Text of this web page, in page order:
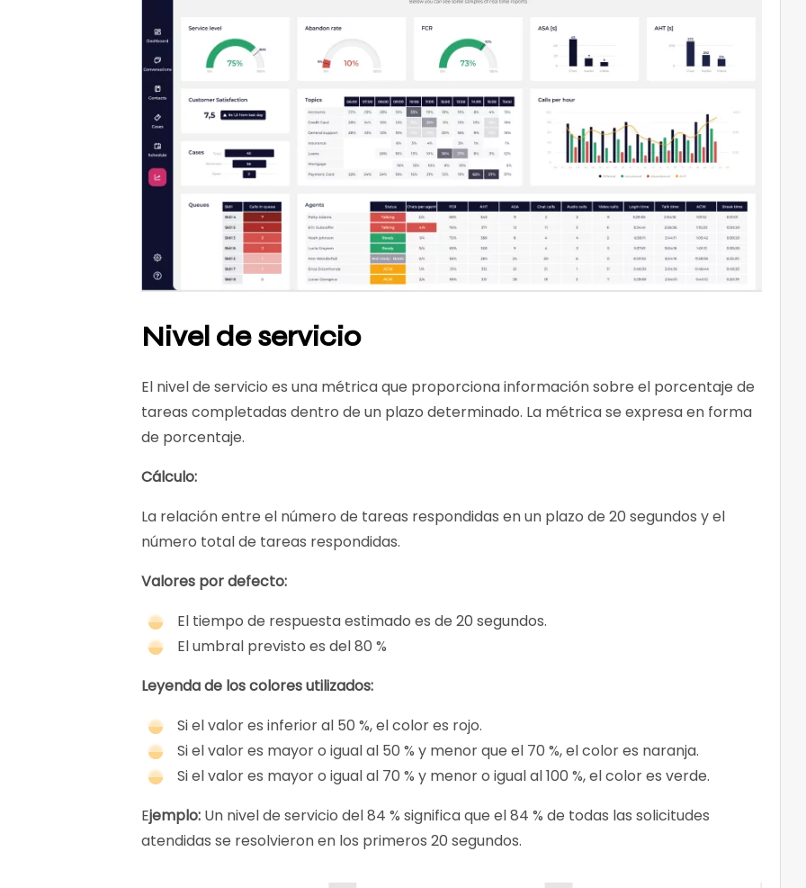
Nivel de servicio
El nivel de servicio es una métrica que proporciona información sobre el porcentaje de
tareas completadas dentro de un plazo determinado. La métrica se expresa en forma
de porcentaje.
Cálculo:
La relación entre el número de tareas respondidas en un plazo de 20 segundos y el
número total de tareas respondidas.
Valores por defecto:
El tiempo de respuesta estimado es de 20 segundos.
El umbral previsto es del 80 %
Leyenda de los colores utilizados:
Si el valor es inferior al 50 %, el color es rojo.
Si el valor es mayor o igual al 50 % y menor que el 70 %, el color es naranja.
Si el valor es mayor o igual al 70 % y menor o igual al 100 %, el color es verde.
Ejemplo: Un nivel de servicio del 84 % significa que el 84 % de todas las solicitudes
atendidas se resolvieron en los primeros 20 segundos.